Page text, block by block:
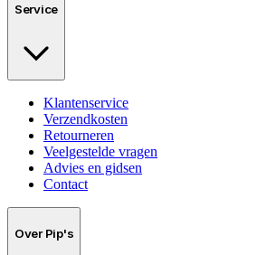
Service
Klantenservice
Verzendkosten
Retourneren
Veelgestelde vragen
Advies en gidsen
Contact
Over Pip's